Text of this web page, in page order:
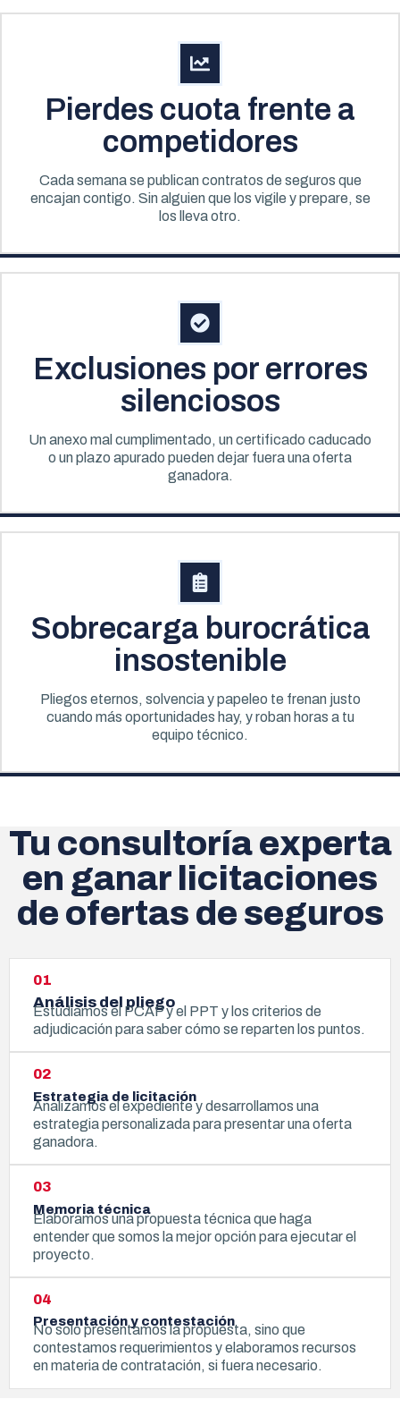
Pierdes cuota frente a
competidores
Cada semana se publican contratos de seguros que
encajan contigo. Sin alguien que los vigile y prepare, se
los lleva otro.
Exclusiones por errores
silenciosos
Un anexo mal cumplimentado, un certificado caducado
o un plazo apurado pueden dejar fuera una oferta
ganadora.
Sobrecarga burocrática
insostenible
Pliegos eternos, solvencia y papeleo te frenan justo
cuando más oportunidades hay, y roban horas a tu
equipo técnico.
Tu consultoría experta
en ganar licitaciones
de ofertas de seguros
01
Análisis del pliego
Estudiamos el PCAP y el PPT y los criterios de
adjudicación para saber cómo se reparten los puntos.
02
Estrategia de licitación
Analizamos el expediente y desarrollamos una
estrategia personalizada para presentar una oferta
ganadora.
03
Memoria técnica
Elaboramos una propuesta técnica que haga
entender que somos la mejor opción para ejecutar el
proyecto.
04
Presentación y contestación
No solo presentamos la propuesta, sino que
contestamos requerimientos y elaboramos recursos
en materia de contratación, si fuera necesario.